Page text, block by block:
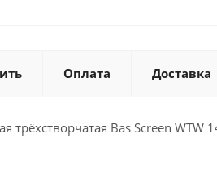
Оплата Доставка
трёхстворчатая Bas Screen WTW